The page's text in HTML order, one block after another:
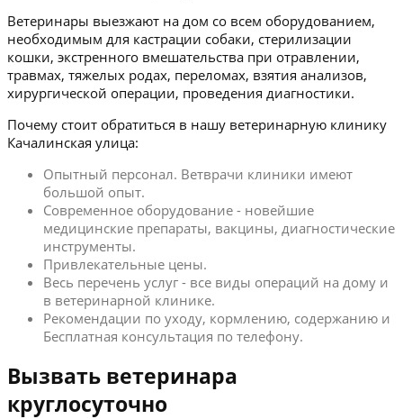
Ветеринары выезжают на дом со всем оборудованием,
необходимым для кастрации собаки, стерилизации
кошки, экстренного вмешательства при отравлении,
травмах, тяжелых родах, переломах, взятия анализов,
хирургической операции, проведения диагностики.
Почему стоит обратиться в нашу ветеринарную клинику
Качалинская улица:
Опытный персонал. Ветврачи клиники имеют
большой опыт.
Современное оборудование - новейшие
медицинские препараты, вакцины, диагностические
инструменты.
Привлекательные цены.
Весь перечень услуг - все виды операций на дому и
в ветеринарной клинике.
Рекомендации по уходу, кормлению, содержанию и
Бесплатная консультация по телефону.
Вызвать ветеринара
круглосуточно